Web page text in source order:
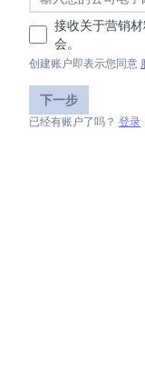
接收关于营销
会。
创建账户即表示您同意
下一步
已经有账户了吗？ 登录